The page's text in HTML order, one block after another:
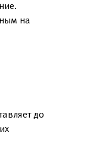
на
до